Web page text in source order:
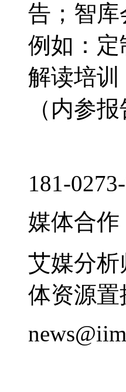
告；智
例如：
解读培
（内参报
181-
媒体合作
艾媒分
体资源置